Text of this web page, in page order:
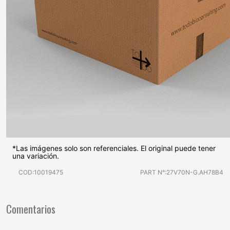
*Las imágenes solo son referenciales. El original puede tener
una variación.
COD:10019475 PART N°:27V70N-G.AH78B4
Comentarios